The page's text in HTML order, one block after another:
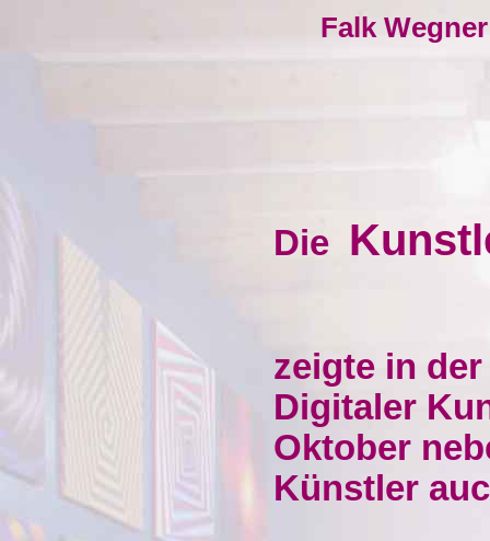
Falk
Die
zeigte in
Digitaler
Oktober
Künstler